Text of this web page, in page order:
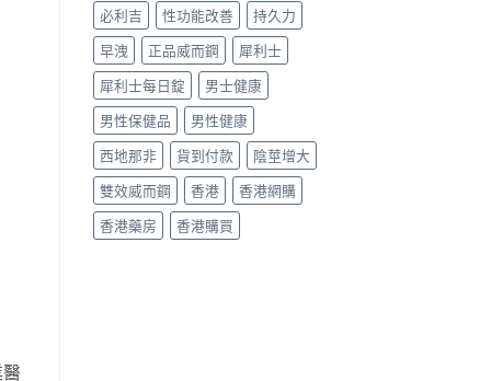
必利吉
性功能改善
持久力
早洩
正品威而鋼
犀利士
犀利士每日錠
男士健康
男性保健品
男性健康
西地那非
貨到付款
陰莖增大
雙效威而鋼
香港
香港網購
香港藥房
香港購買